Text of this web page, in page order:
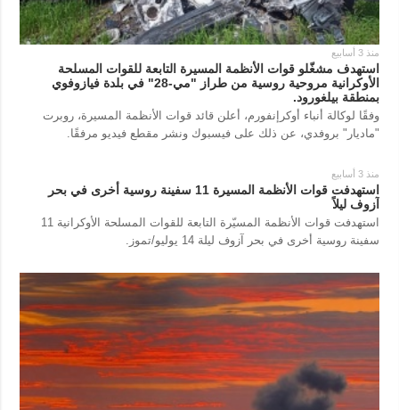
منذ 3 أسابيع
استهدف مشغّلو قوات الأنظمة المسيرة التابعة للقوات المسلحة
الأوكرانية مروحية روسية من طراز "مي-28" في بلدة فيازوفوي
بمنطقة بيلغورود.
وفقًا لوكالة أنباء أوكرإنفورم، أعلن قائد قوات الأنظمة المسيرة، روبرت
"ماديار" بروفدي، عن ذلك على فيسبوك ونشر مقطع فيديو مرفقًا.
منذ 3 أسابيع
استهدفت قوات الأنظمة المسيرة 11 سفينة روسية أخرى في بحر
آزوف ليلاً
استهدفت قوات الأنظمة المسيّرة التابعة للقوات المسلحة الأوكرانية 11
سفينة روسية أخرى في بحر آزوف ليلة 14 يوليو/تموز.